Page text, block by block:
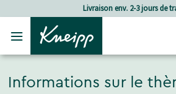
Passer au contenu principal
Passer au contenu du pied de pageFrais de port
Informations sur le